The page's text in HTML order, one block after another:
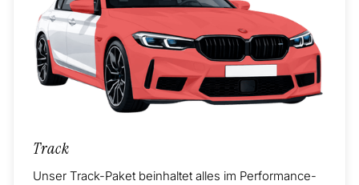
Track
Unser Track-Paket beinhaltet alles im Performance-